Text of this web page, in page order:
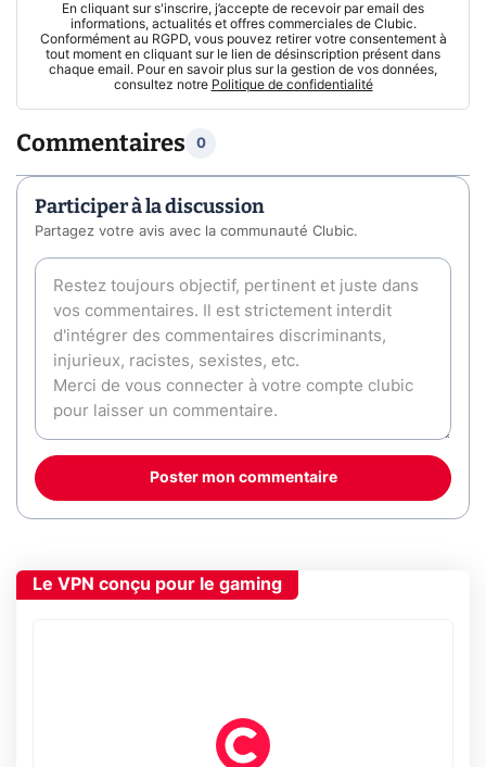
En cliquant sur s'inscrire, j’accepte de recevoir par email des
informations, actualités et offres commerciales de Clubic.
Conformément au RGPD, vous pouvez retirer votre consentement à
tout moment en cliquant sur le lien de désinscription présent dans
chaque email. Pour en savoir plus sur la gestion de vos données,
consultez notre Politique de confidentialité
Commentaires 0
Participer à la discussion
Partagez votre avis avec la communauté Clubic.
Poster mon commentaire
Le VPN conçu pour le gaming